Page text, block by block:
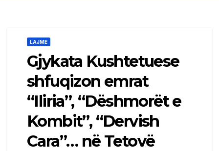
LAJME
Gjykata Kushtetuese
shfuqizon emrat
“Iliria”, “Dëshmorët e
Kombit”, “Dervish
Cara”… në Tetovë